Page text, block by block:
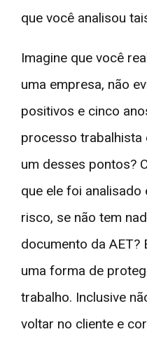
que você analisou
Imagine que você
uma empresa, não
positivos e cinco
processo trabalhista
um desses pontos?
que ele foi
risco, se não tem
documento da AET?
uma forma de
trabalho. Inclusive
voltar no cliente e